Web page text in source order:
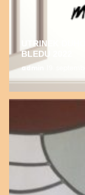
UTRINEK
BLEDU 2022
admin